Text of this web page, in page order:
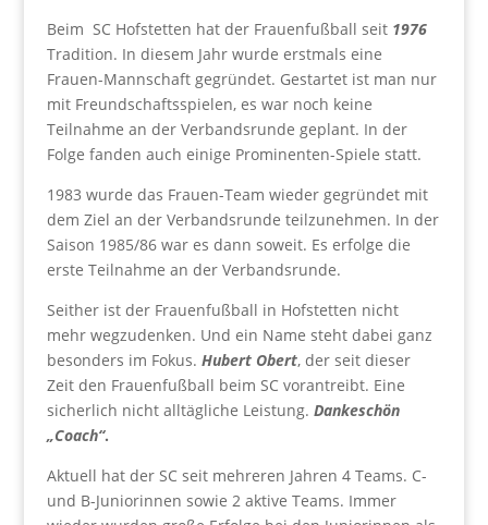
Beim SC Hofstetten hat der Frauenfußball seit 1976
Tradition. In diesem Jahr wurde erstmals eine
Frauen-Mannschaft gegründet. Gestartet ist man nur
mit Freundschaftsspielen, es war noch keine
Teilnahme an der Verbandsrunde geplant. In der
Folge fanden auch einige Prominenten-Spiele statt.
1983 wurde das Frauen-Team wieder gegründet mit
dem Ziel an der Verbandsrunde teilzunehmen. In der
Saison 1985/86 war es dann soweit. Es erfolge die
erste Teilnahme an der Verbandsrunde.
Seither ist der Frauenfußball in Hofstetten nicht
mehr wegzudenken. Und ein Name steht dabei ganz
besonders im Fokus. Hubert Obert, der seit dieser
Zeit den Frauenfußball beim SC vorantreibt. Eine
sicherlich nicht alltägliche Leistung. Dankeschön
„Coach“.
Aktuell hat der SC seit mehreren Jahren 4 Teams. C-
und B-Juniorinnen sowie 2 aktive Teams. Immer